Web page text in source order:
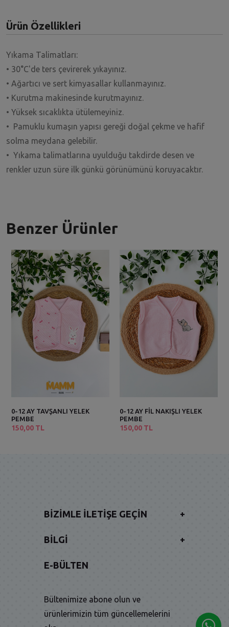
Ürün Özellikleri
Yıkama Talimatları:
• 30°C'de ters çevirerek yıkayınız.
• Ağartıcı ve sert kimyasallar kullanmayınız.
• Kurutma makinesinde kurutmayınız.
• Yüksek sıcaklıkta ütülemeyiniz.
• Pamuklu kumaşın yapısı gereği doğal çekme ve hafif
solma meydana gelebilir.
• Yıkama talimatlarına uyulduğu takdirde desen ve
renkler uzun süre ilk günkü görünümünü koruyacaktır.
Benzer Ürünler
0-12 AY TAVŞANLI YELEK
PEMBE
150,00 TL
0-12 AY FİL NAKIŞLI YELEK
PEMBE
150,00 TL
BIZIMLE İLETIŞE GEÇIN +
BILGI +
E-BÜLTEN
Bültenimize abone olun ve
ürünlerimizin tüm güncellemelerini